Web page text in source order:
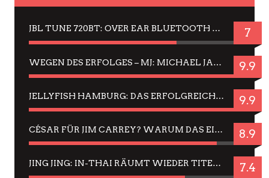
JBL TUNE 720BT: OVER EAR BLUETOOTH KOPFHÖRER UM DIE 50,-€ IM DAUER-TEST 7
WEGEN DES ERFOLGES – MJ: MICHAEL JACKSON MUSICAL IN EINER MATINEE SEHEN 9.9
JELLYFISH HAMBURG: DAS ERFOLGREICHE SOMMER-MENÜ 2025 IN GEFÜHLEN UND BILDERN 9.9
CÉSAR FÜR JIM CARREY? WARUM DAS EINER DER NERVIGSTEN ACTORS IST UND BLEIBT 8.9
JING JING: IN-THAI RÄUMT WIEDER TITEL AB – EIN ZWEI-STUNDEN-ERLEBNISBERICHT 7.4